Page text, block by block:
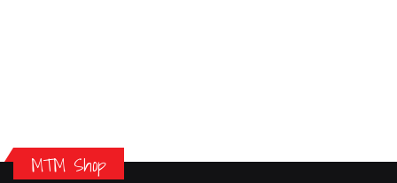
MTM Shop